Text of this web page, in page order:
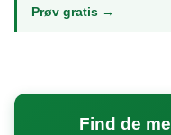
Prøv gratis →
Find de